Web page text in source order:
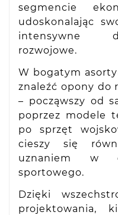
segmencie
udoskonalając
intensywne
rozwojowe.
W bogatym
znaleźć opony do
– począwszy od
poprzez modele
po sprzęt
cieszy się
uznaniem w
sportowego.
Dzięki
projektowania,